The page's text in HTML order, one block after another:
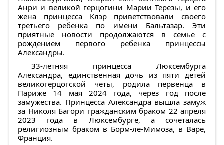
Анри и великой герцогини Марии Терезы, и его
жена принцесса Клэр приветствовали своего
третьего ребенка по имени Бальтазар. Эти
приятные новости продолжаются в семье с
рождением первого ребенка принцессы
Александры.
33-летняя принцесса Люксембурга
Александра, единственная дочь из пяти детей
великогерцогской четы, родила первенца в
Париже 14 мая 2024 года, через год после
замужества. Принцесса Александра вышла замуж
за Николя Багори гражданским браком 22 апреля
2023 года в Люксембурге, а сочеталась
религиозным браком в Борм-ле-Мимоза, в Варе,
Франция.